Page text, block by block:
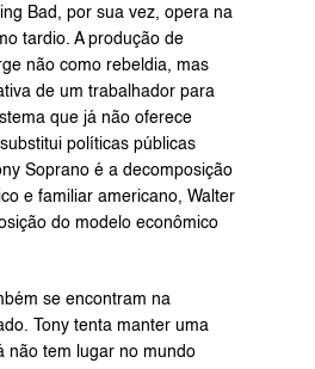
Bad, por sua vez, opera na
tardio. A produção de
não como rebeldia, mas
de um trabalhador para
que já não oferece
políticas públicas
Soprano é a decomposição
e familiar americano, Walter
do modelo econômico
se encontram na
Tony tenta manter uma
não tem lugar no mundo